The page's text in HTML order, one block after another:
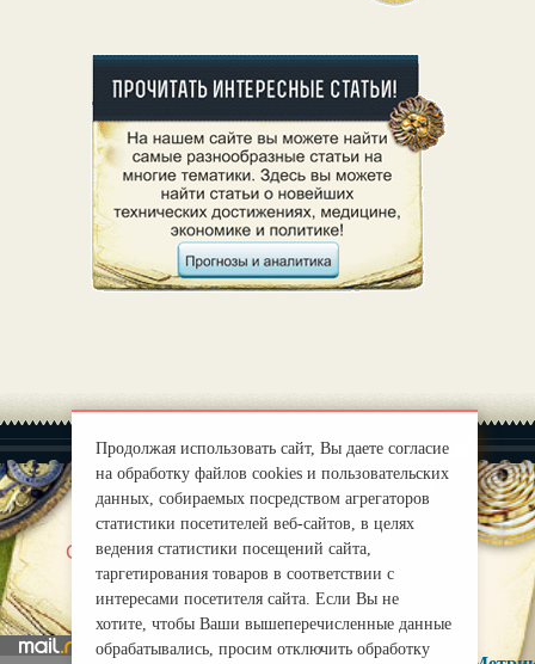
О нас |
mirprognoz@mail.ru
Продолжая использовать сайт, Вы даете согласие
на обработку файлов cookies и пользовательских
данных, собираемых посредством агрегаторов
статистики посетителей веб-сайтов, в целях
ведения статистики посещений сайта,
таргетирования товаров в соответствии с
интересами посетителя сайта. Если Вы не
хотите, чтобы Ваши вышеперечисленные данные
обрабатывались, просим отключить обработку